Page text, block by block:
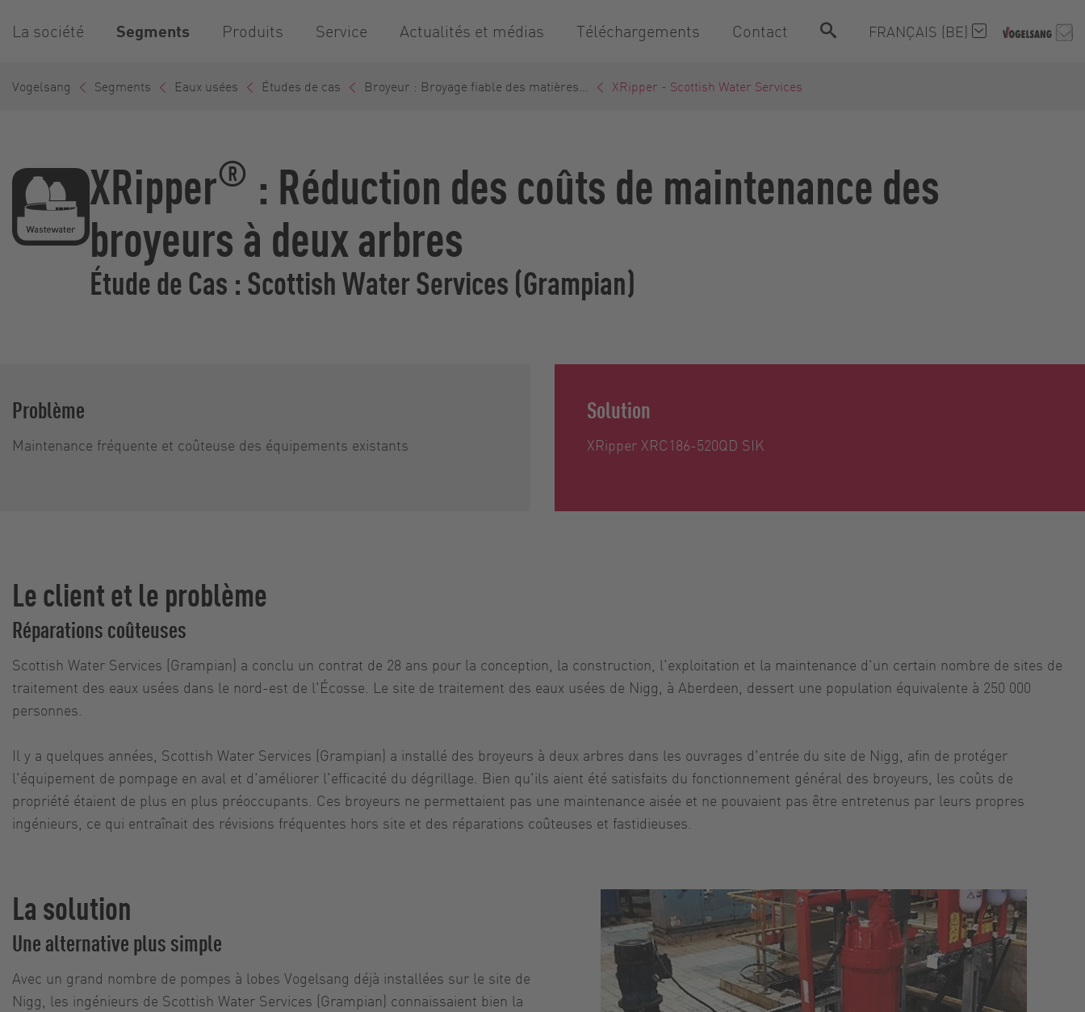
La société Segments Produits Service Actualités et médias Téléchargements Contact FRANÇAIS (BE)
Vogelsang Segments Eaux usées Études de cas Broyeur : Broyage fiable des matières... XRipper - Scottish Water Services
XRipper® : Réduction des coûts de maintenance des
broyeurs à deux arbres
Étude de Cas : Scottish Water Services (Grampian)
Problème
Maintenance fréquente et coûteuse des équipements existants
Solution
XRipper XRC186-520QD SIK
Le client et le problème
Réparations coûteuses
Scottish Water Services (Grampian) a conclu un contrat de 28 ans pour la conception, la construction, l'exploitation et la maintenance d'un certain nombre de sites de
traitement des eaux usées dans le nord-est de l'Écosse. Le site de traitement des eaux usées de Nigg, à Aberdeen, dessert une population équivalente à 250 000
personnes.
Il y a quelques années, Scottish Water Services (Grampian) a installé des broyeurs à deux arbres dans les ouvrages d'entrée du site de Nigg, afin de protéger
l'équipement de pompage en aval et d'améliorer l'efficacité du dégrillage. Bien qu'ils aient été satisfaits du fonctionnement général des broyeurs, les coûts de
propriété étaient de plus en plus préoccupants. Ces broyeurs ne permettaient pas une maintenance aisée et ne pouvaient pas être entretenus par leurs propres
ingénieurs, ce qui entraînait des révisions fréquentes hors site et des réparations coûteuses et fastidieuses.
La solution
Une alternative plus simple
Avec un grand nombre de pompes à lobes Vogelsang déjà installées sur le site de
Nigg, les ingénieurs de Scottish Water Services (Grampian) connaissaient bien la